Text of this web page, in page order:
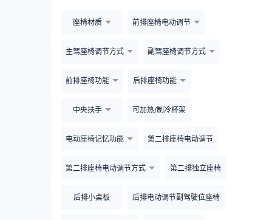
座椅材质 前排座椅电动调节
主驾座椅调节方式 副驾座椅调节方式
前排座椅功能 后排座椅功能
中央扶手 可加热/制冷杯架
电动座椅记忆功能 第二排座椅电动调节
第二排座椅电动调节方式 第二排独立座椅
后排小桌板 后排电动调节副驾驶位座椅